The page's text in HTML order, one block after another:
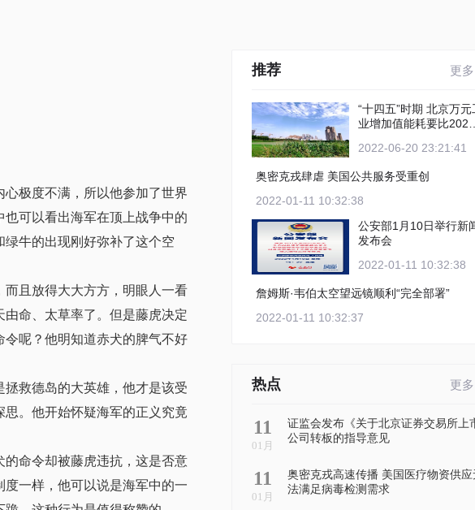
极度不满，所以他参加了世界
可以看出海军在顶上战争中的
牛的出现刚好弥补了这个空
且放得大大方方，明眼人一看
命、太草率了。但是藤虎决定
呢？他明知道赤犬的脾气不好
救德岛的大英雄，他才是该受
。他开始怀疑海军的正义究竟
命令却被藤虎违抗，这是否意
一样，他可以说是海军中的一
推荐 更多
“十四五”时期 北京万元工
业增加值能耗要比2020
2022-06-20 23:21:41
奥密克戎肆虐 美国公共服务受重创
2022-01-11 10:32:38
公安部1月10日举行新
发布会
2022-01-11 10:32:38
詹姆斯·韦伯太空望远镜顺利“完全部署”
2022-01-11 10:32:37
热点 更多
11
01月
证监会发布《关于北京证券交易所上
公司转板的指导意见
11
01月
奥密克戎高速传播 美国医疗物资供应
法满足病毒检测需求